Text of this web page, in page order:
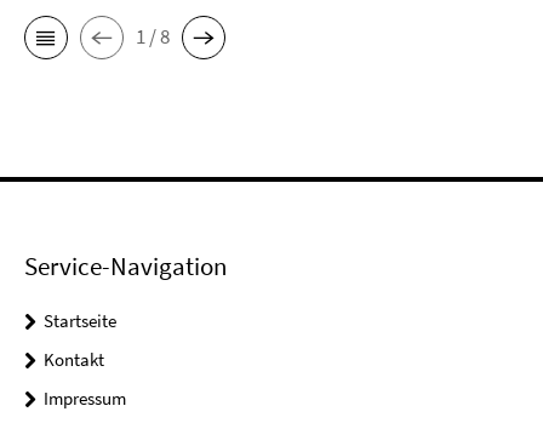
1 / 8
Service-Navigation
Startseite
Kontakt
Impressum